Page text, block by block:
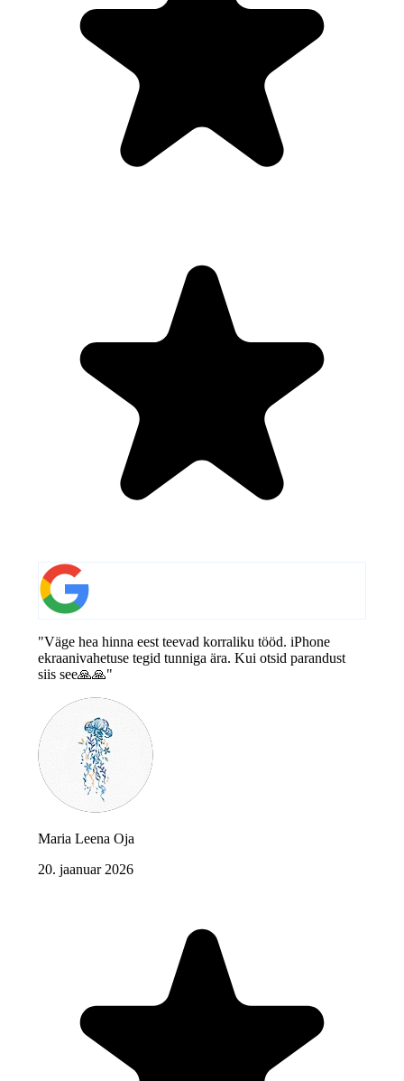
"Väge hea hinna eest teevad korraliku tööd. iPhone
ekraanivahetuse tegid tunniga ära. Kui otsid parandust
siis see🙏🙏"
Maria Leena Oja
20. jaanuar 2026